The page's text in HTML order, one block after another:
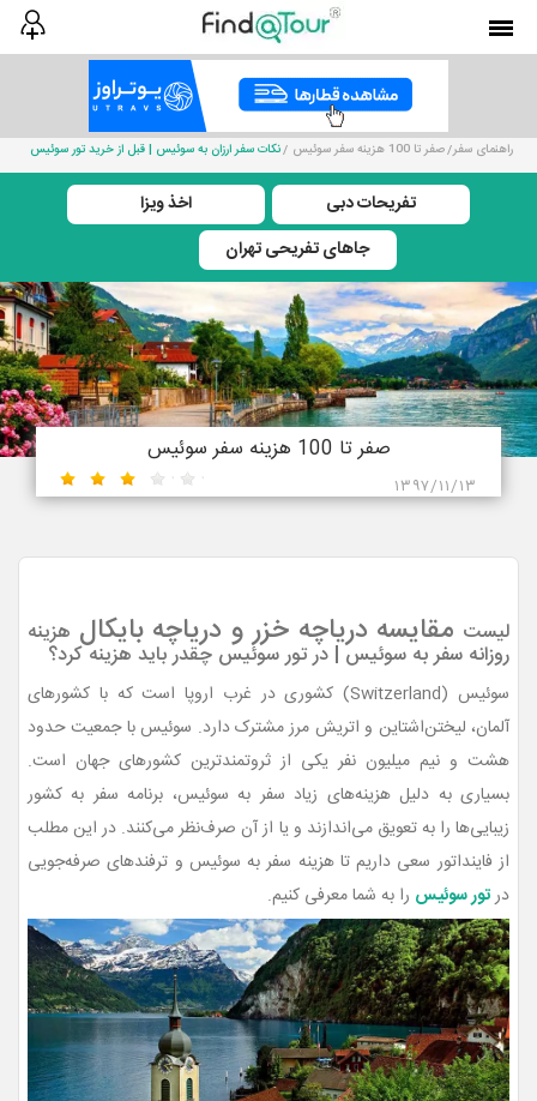
راهنمای سفر صفر تا 100 هزینه سفر سوئیس نکات سفر ارزان به سوئیس | قبل از خرید تور سوئیس
تفریحات دبی
اخذ ویزا
جاهای تفریحی تهران
صفر تا 100 هزینه سفر سوئیس
۱۳۹۷/۱۱/۱۳
لیست مقایسه دریاچه خزر و دریاچه بایکال هزینه
روزانه سفر به سوئیس | در تور سوئیس چقدر باید هزینه کرد؟
سوئیس (Switzerland) کشوری در غرب اروپا است که با کشورهای
آلمان، لیختن‌اشتاین و اتریش مرز مشترک دارد. سوئیس با جمعیت حدود
هشت و نیم میلیون نفر یکی از ثروتمندترین کشورهای جهان است.
بسیاری به دلیل هزینه‌های زیاد سفر به سوئیس، برنامه سفر به کشور
زیبایی‌ها را به تعویق می‌اندازند و یا از آن صرف‌نظر می‌کنند. در این مطلب
از فاینداتور سعی داریم تا هزینه سفر به سوئیس و ترفندهای صرفه‌جویی
درتور سوئیس را به شما معرفی کنیم.